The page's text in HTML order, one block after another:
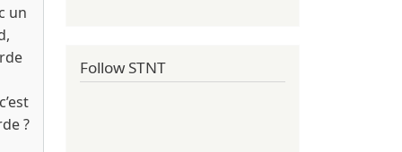
un
?
Follow STNT